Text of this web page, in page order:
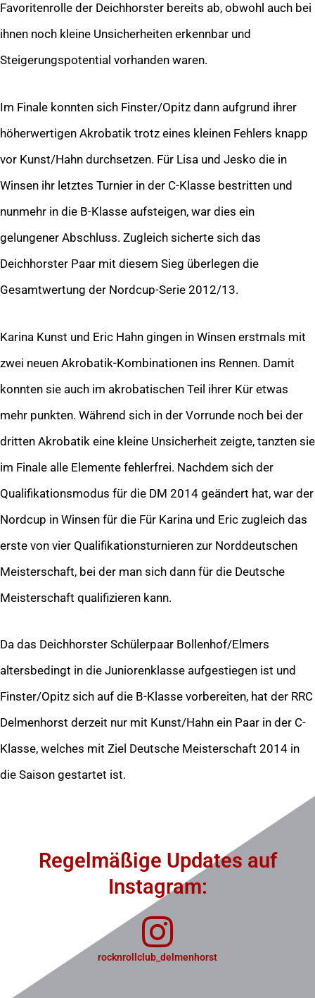
Favoritenrolle der Deichhorster bereits ab, obwohl auch bei
ihnen noch kleine Unsicherheiten erkennbar und
Steigerungspotential vorhanden waren.
Im Finale konnten sich Finster/Opitz dann aufgrund ihrer
höherwertigen Akrobatik trotz eines kleinen Fehlers knapp
vor Kunst/Hahn durchsetzen. Für Lisa und Jesko die in
Winsen ihr letztes Turnier in der C-Klasse bestritten und
nunmehr in die B-Klasse aufsteigen, war dies ein
gelungener Abschluss. Zugleich sicherte sich das
Deichhorster Paar mit diesem Sieg überlegen die
Gesamtwertung der Nordcup-Serie 2012/13.
Karina Kunst und Eric Hahn gingen in Winsen erstmals mit
zwei neuen Akrobatik-Kombinationen ins Rennen. Damit
konnten sie auch im akrobatischen Teil ihrer Kür etwas
mehr punkten. Während sich in der Vorrunde noch bei der
dritten Akrobatik eine kleine Unsicherheit zeigte, tanzten sie
im Finale alle Elemente fehlerfrei. Nachdem sich der
Qualifikationsmodus für die DM 2014 geändert hat, war der
Nordcup in Winsen für die Für Karina und Eric zugleich das
erste von vier Qualifikationsturnieren zur Norddeutschen
Meisterschaft, bei der man sich dann für die Deutsche
Meisterschaft qualifizieren kann.
Da das Deichhorster Schülerpaar Bollenhof/Elmers
altersbedingt in die Juniorenklasse aufgestiegen ist und
Finster/Opitz sich auf die B-Klasse vorbereiten, hat der RRC
Delmenhorst derzeit nur mit Kunst/Hahn ein Paar in der C-
Klasse, welches mit Ziel Deutsche Meisterschaft 2014 in
die Saison gestartet ist.
Regelmäßige Updates auf
Instagram:
rocknrollclub_delmenhorst